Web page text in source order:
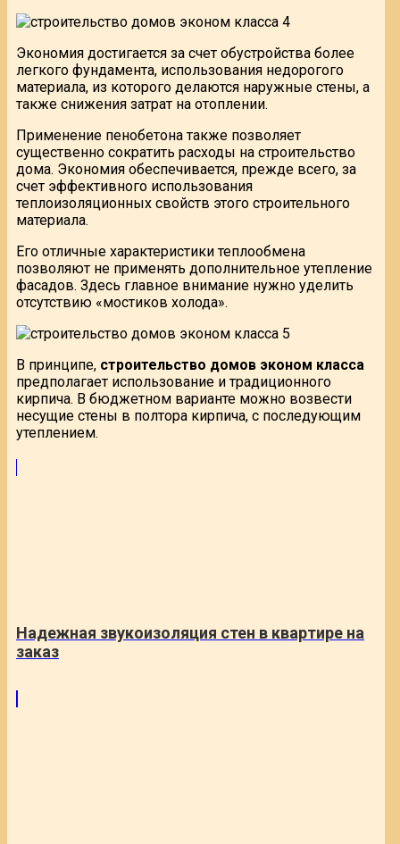
Экономия достигается за счет обустройства более
легкого фундамента, использования недорогого
материала, из которого делаются наружные стены, а
также снижения затрат на отоплении.
Применение пенобетона также позволяет
существенно сократить расходы на строительство
дома. Экономия обеспечивается, прежде всего, за
счет эффективного использования
теплоизоляционных свойств этого строительного
материала.
Его отличные характеристики теплообмена
позволяют не применять дополнительное утепление
фасадов. Здесь главное внимание нужно уделить
отсутствию «мостиков холода».
В принципе, строительство домов эконом класса
предполагает использование и традиционного
кирпича. В бюджетном варианте можно возвести
несущие стены в полтора кирпича, с последующим
утеплением.
Надежная звукоизоляция стен в квартире на
заказ